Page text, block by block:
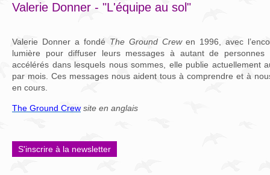
Valerie Donner - "L'équipe au sol"
Valerie Donner a fondé The Ground Crewen 1996, avec
lumière pour diffuser leurs messages à autant de
accélérés dans lesquels nous sommes, elle publie actuellement
par mois. Ces messages nous aident tous à comprendre et à
en cours.
The Ground Crew site en anglais
S'inscrire à la newsletter